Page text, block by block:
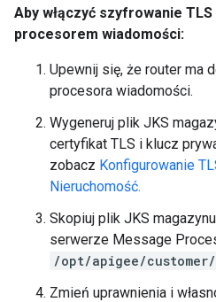
Aby włączyć szyfrowanie
procesorem wiadomości:
Upewnij się, że router ma
procesora wiadomości.
Wygeneruj plik JKS
certyfikat TLS i klucz
zobacz Konfigurowanie
Nieruchomość.
Skopiuj plik JKS
serwerze Message
/opt/apigee/
Zmień uprawnienia i